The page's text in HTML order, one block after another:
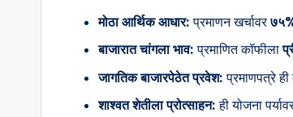
मोठा आर्थिक आधार: प्रमाणन खर्चावर
बाजारात चांगला भाव: प्रमाणित कॉफीला
जागतिक बाजारपेठेत प्रवेश: प्रमाणपत्रे
शाश्वत शेतीला प्रोत्साहन: ही योजना